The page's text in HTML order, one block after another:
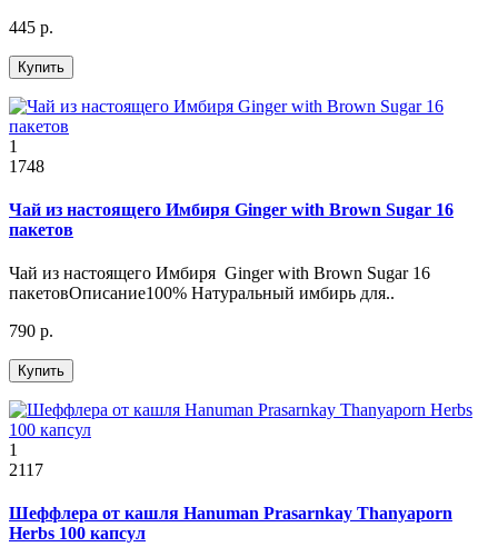
445 р.
Купить
1
1748
Чай из настоящего Имбиря Ginger with Brown Sugar 16
пакетов
Чай из настоящего Имбиря Ginger with Brown Sugar 16
пакетовОписание100% Натуральный имбирь для..
790 р.
Купить
1
2117
Шеффлера от кашля Hanuman Prasarnkay Thanyaporn
Herbs 100 капсул